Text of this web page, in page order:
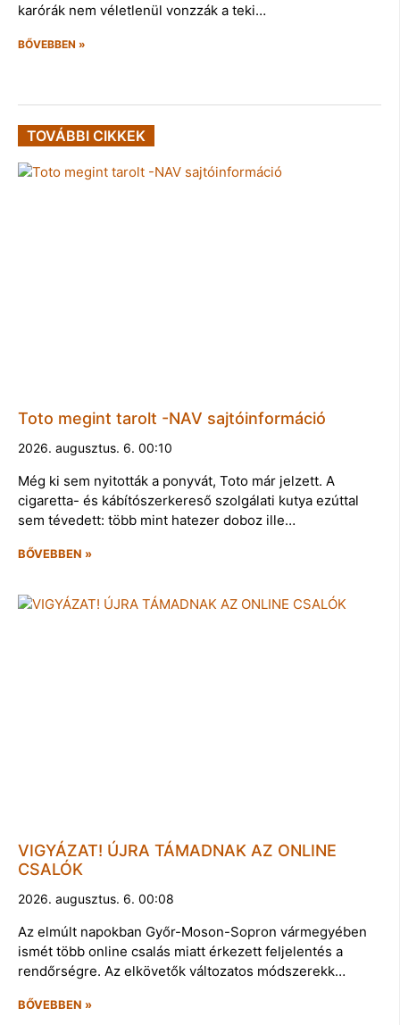
karórák nem véletlenül vonzzák a teki…
BŐVEBBEN »
TOVÁBBI CIKKEK
Toto megint tarolt -NAV sajtóinformáció
2026. augusztus. 6. 00:10
Még ki sem nyitották a ponyvát, Toto már jelzett. A
cigaretta- és kábítószerkereső szolgálati kutya ezúttal
sem tévedett: több mint hatezer doboz ille…
BŐVEBBEN »
VIGYÁZAT! ÚJRA TÁMADNAK AZ ONLINE
CSALÓK
2026. augusztus. 6. 00:08
Az elmúlt napokban Győr-Moson-Sopron vármegyében
ismét több online csalás miatt érkezett feljelentés a
rendőrségre. Az elkövetők változatos módszerekk…
BŐVEBBEN »